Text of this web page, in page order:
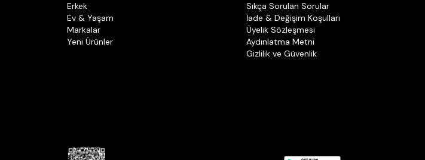
Erkek
Ev & Yaşam
Markalar
Yeni Ürünler
Sıkça Sorulan Sorular
İade & Değişim Koşulları
Üyelik Sözleşmesi
Aydınlatma Metni
Gizlilik ve Güvenlik